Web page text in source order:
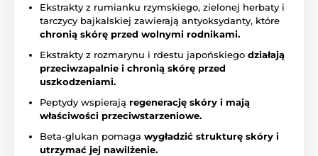
Ekstrakty z rumianku rzymskiego, zielonej herbaty i
tarczycy bajkalskiej zawierają antyoksydanty, które
chronią skórę przed wolnymi rodnikami.
Ekstrakty z rozmarynu i rdestu japońskiego działają
przeciwzapalnie i chronią skórę przed
uszkodzeniami.
Peptydy wspierają regenerację skóry i mają
właściwości przeciwstarzeniowe.
Beta-glukan pomaga wygładzić strukturę skóry i
utrzymać jej nawilżenie.